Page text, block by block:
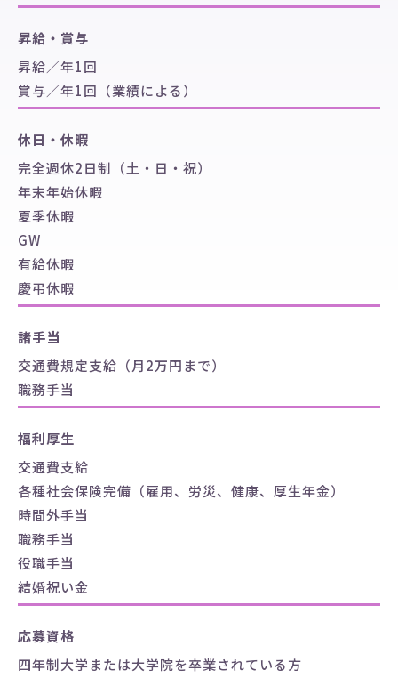
昇給・賞与
昇給／年1回
賞与／年1回（業績による）
休日・休暇
完全週休2日制（土・日・祝）
年末年始休暇
夏季休暇
GW
有給休暇
慶弔休暇
諸手当
交通費規定⽀給（⽉2万円まで）
職務手当
福利厚生
交通費支給
各種社会保険完備（雇用、労災、健康、厚生年金）
時間外手当
職務手当
役職手当
結婚祝い金
応募資格
四年制大学または大学院を卒業されている方